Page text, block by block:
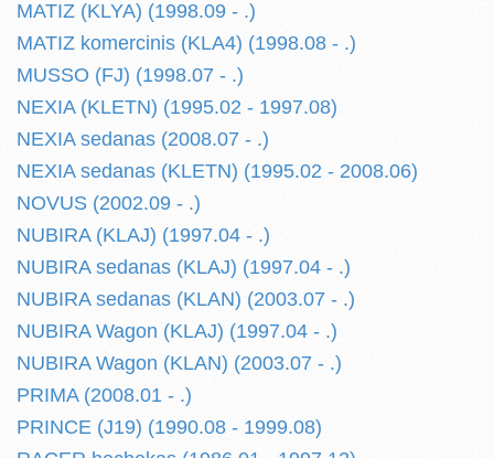
MATIZ (KLYA) (1998.09 - .)
MATIZ komercinis (KLA4) (1998.08 - .)
MUSSO (FJ) (1998.07 - .)
NEXIA (KLETN) (1995.02 - 1997.08)
NEXIA sedanas (2008.07 - .)
NEXIA sedanas (KLETN) (1995.02 - 2008.06)
NOVUS (2002.09 - .)
NUBIRA (KLAJ) (1997.04 - .)
NUBIRA sedanas (KLAJ) (1997.04 - .)
NUBIRA sedanas (KLAN) (2003.07 - .)
NUBIRA Wagon (KLAJ) (1997.04 - .)
NUBIRA Wagon (KLAN) (2003.07 - .)
PRIMA (2008.01 - .)
PRINCE (J19) (1990.08 - 1999.08)